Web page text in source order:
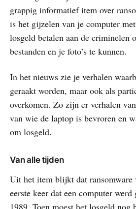
grappig informatief item over
is het gijzelen van je computer
losgeld betalen aan de criminelen
bestanden en je foto’s te kunnen.
In het nieuws zie je verhalen
geraakt worden, maar ook als
overkomen. Zo zijn er verhalen
van wie de laptop is bevroren en
om losgeld.
Van alle tijden
Uit het item blijkt dat
eerste keer dat een computer
1989. Toen moest het losgeld nog